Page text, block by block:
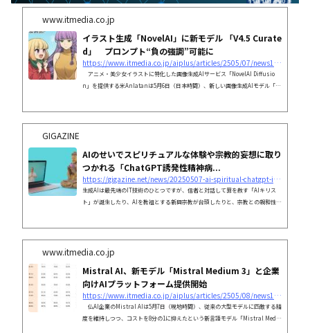
www.itmedia.co.jp
イラスト生成「NovelAI」に新モデル 「V4.5 Curate
d」 プロンプト“負の強調”可能に
https://www.itmedia.co.jp/aiplus/articles/2505/07/news150.html
アニメ・美少女イラストに特化した画像生成AIサービス「NovelAI Diffusio
n」を提供する米Anlatanは5月6日（日本時間）、新しい画像生成AIモデル「N
GIGAZINE
AIのせいでスピリチュアルな体験や宗教的妄想に取り
つかれる「ChatGPT誘発性精神病...
https://gigazine.net/news/20250507-ai-spiritual-chatgpt-induced-psychosis/
生成AIは最先端のIT技術のひとつですが、信者と対話して罪を赦す「AIキリス
ト」が誕生したり、AIを教祖とする新興宗教が台頭したりと、宗教との親和性も
www.itmedia.co.jp
Mistral AI、新モデル「Mistral Medium 3」と企業
向けAIプラットフォーム提供開始
https://www.itmedia.co.jp/aiplus/articles/2505/08/news133.html
仏AI企業のMistral AIは5月7日（現地時間）、従来の大型モデルに匹敵する精
度を維持しつつ、コストを8分の1に抑えたという新言語モデル「Mistral Medi